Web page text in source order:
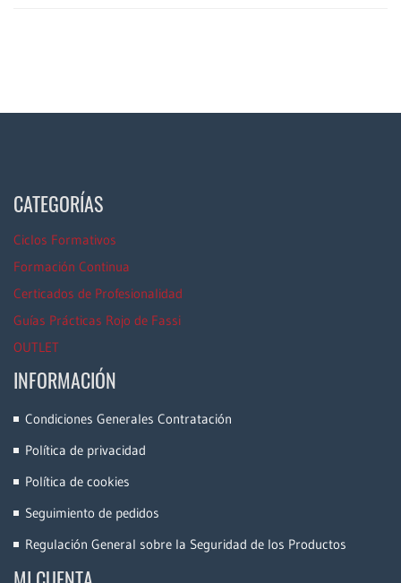
CATEGORÍAS
Ciclos Formativos
Formación Continua
Certicados de Profesionalidad
Guías Prácticas Rojo de Fassi
OUTLET
INFORMACIÓN
Condiciones Generales Contratación
Política de privacidad
Política de cookies
Seguimiento de pedidos
Regulación General sobre la Seguridad de los Productos